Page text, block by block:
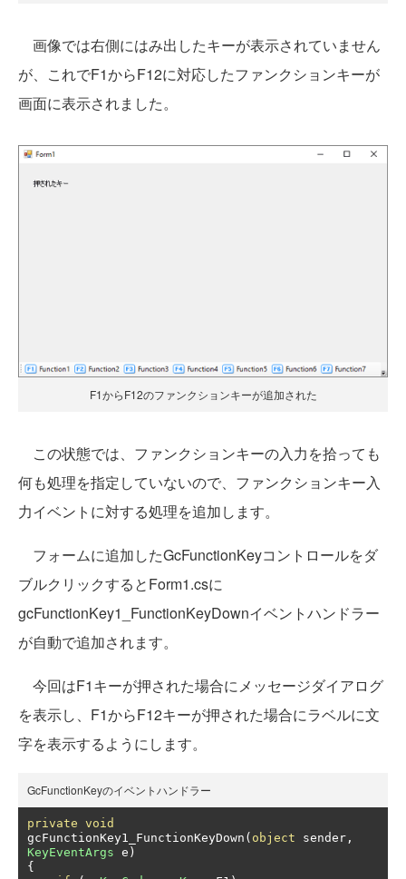
画像では右側にはみ出したキーが表示されていません
が、これでF1からF12に対応したファンクションキーが
画面に表示されました。
F1からF12のファンクションキーが追加された
この状態では、ファンクションキーの入力を拾っても
何も処理を指定していないので、ファンクションキー入
力イベントに対する処理を追加します。
フォームに追加したGcFunctionKeyコントロールをダ
ブルクリックするとForm1.csに
gcFunctionKey1_FunctionKeyDownイベントハンドラー
が自動で追加されます。
今回はF1キーが押された場合にメッセージダイアログ
を表示し、F1からF12キーが押された場合にラベルに文
字を表示するようにします。
GcFunctionKeyのイベントハンドラー
private void
gcFunctionKey1_FunctionKeyDown ( object sender ,
KeyEventArgs e )
{